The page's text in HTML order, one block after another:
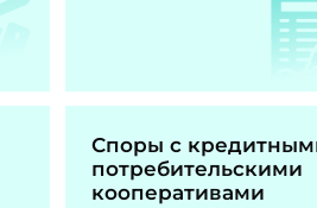
Споры с
потребительскими
кооперативами